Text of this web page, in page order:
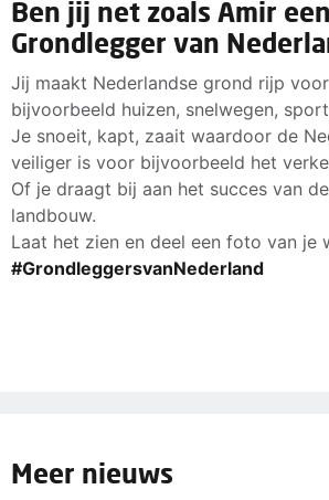
Ben jij net zoals Amir
Grondlegger van
Jij maakt Nederlandse grond rijp
bijvoorbeeld huizen, snelwegen,
Je snoeit, kapt, zaait waardoor de
veiliger is voor bijvoorbeeld het
Of je draagt bij aan het succes van
landbouw.
Laat het zien en deel een foto van je
#GrondleggersvanNederland
Meer nieuws